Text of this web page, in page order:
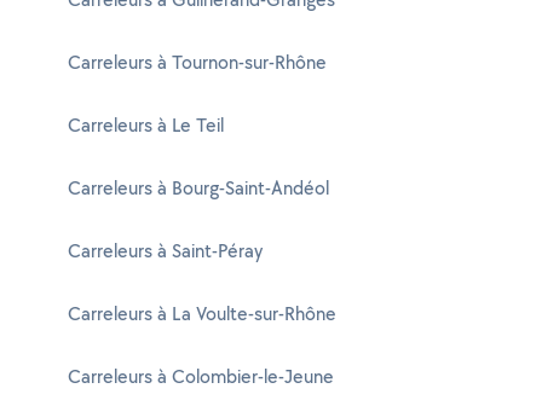
Carreleurs à Tournon-sur-Rhône
Carreleurs à Le Teil
Carreleurs à Bourg-Saint-Andéol
Carreleurs à Saint-Péray
Carreleurs à La Voulte-sur-Rhône
Carreleurs à Colombier-le-Jeune